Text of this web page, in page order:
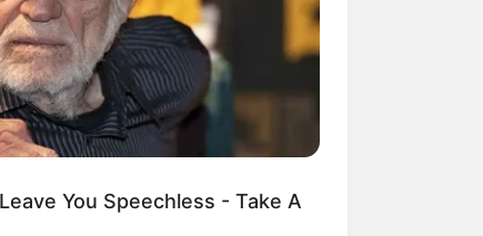
Ngakak, 10 Potret
Murah Pakai Bahan
You Speechless - Take A